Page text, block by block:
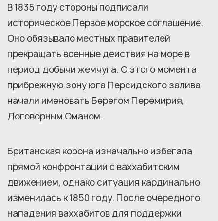
В 1835 году стороны подписали
историческое Первое морское соглашение.
Оно обязывало местных правителей
прекращать военные действия на море в
период добычи жемчуга. С этого момента
прибрежную зону юга Персидского залива
начали именовать Берегом Перемирия,
Договорным Оманом.
Британская корона изначально избегала
прямой конфронтации с ваххабитским
движением, однако ситуация кардинально
изменилась к 1850 году. После очередного
нападения ваххабитов для поддержки